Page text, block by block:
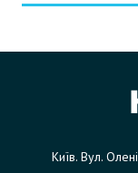
Київ. Вул.